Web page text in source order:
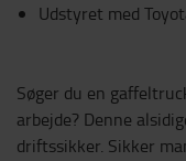
Udstyret med
Søger du en
arbejde? Denne
driftssikker. Sikker